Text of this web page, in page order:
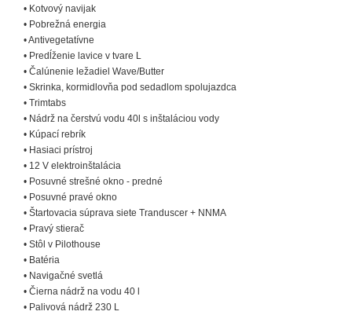
• Kotvový navijak
• Pobrežná energia
• Antivegetatívne
• Predĺženie lavice v tvare L
• Čalúnenie ležadiel Wave/Butter
• Skrinka, kormidlovňa pod sedadlom spolujazdca
• Trimtabs
• Nádrž na čerstvú vodu 40l s inštaláciou vody
• Kúpací rebrík
• Hasiaci prístroj
• 12 V elektroinštalácia
• Posuvné strešné okno - predné
• Posuvné pravé okno
• Štartovacia súprava siete Tranduscer + NNMA
• Pravý stierač
• Stôl v Pilothouse
• Batéria
• Navigačné svetlá
• Čierna nádrž na vodu 40 l
• Palivová nádrž 230 L